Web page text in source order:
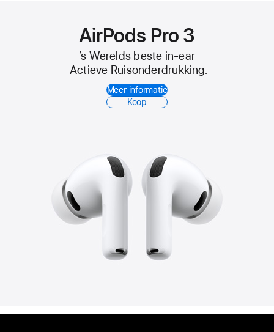
AirPods Pro 3
’s Werelds beste in‑ear
Actieve Ruisonderdrukking.
Meer informatie
Koop